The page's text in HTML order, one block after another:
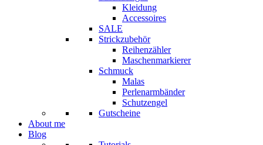
Kleidung
Accessoires
SALE
Strickzubehör
Reihenzähler
Maschenmarkierer
Schmuck
Malas
Perlenarmbänder
Schutzengel
Gutscheine
About me
Blog